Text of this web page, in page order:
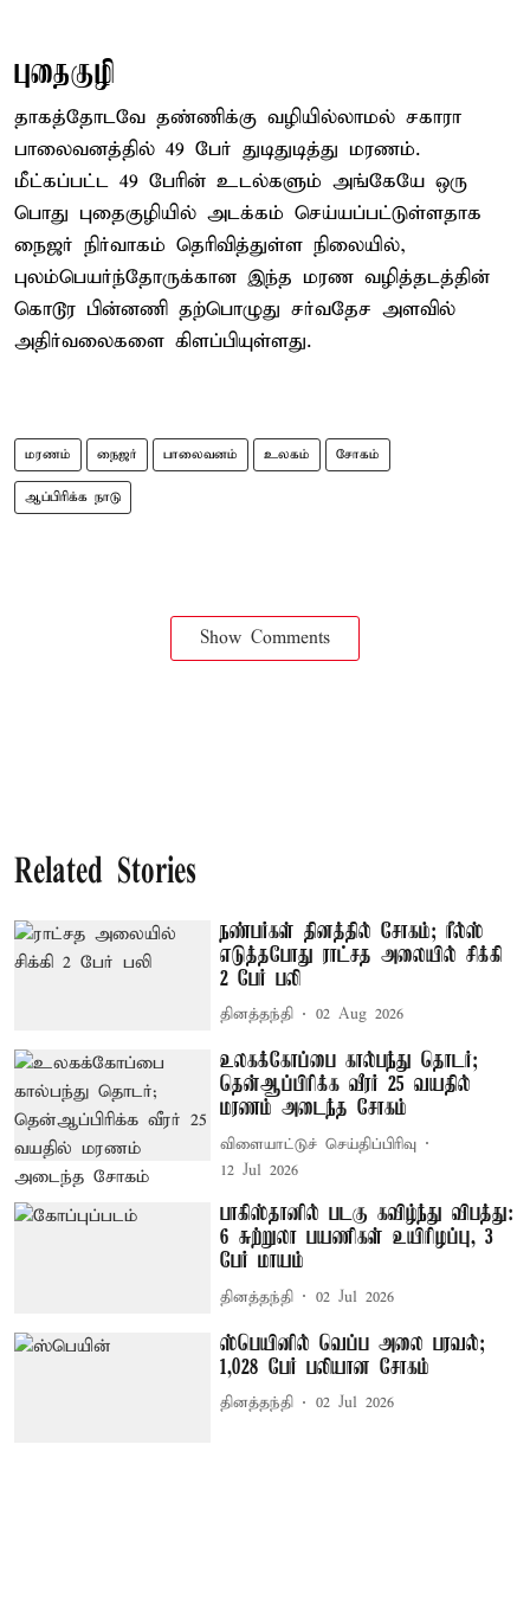
புதைகுழி
தாகத்தோடவே தண்ணிக்கு வழியில்லாமல் சகாரா
பாலைவனத்தில் 49 பேர் துடிதுடித்து மரணம்.
மீட்கப்பட்ட 49 பேரின் உடல்களும் அங்கேயே ஒரு
பொது புதைகுழியில் அடக்கம் செய்யப்பட்டுள்ளதாக
நைஜர் நிர்வாகம் தெரிவித்துள்ள நிலையில்,
புலம்பெயர்ந்தோருக்கான இந்த மரண வழித்தடத்தின்
கொடூர பின்னணி தற்பொழுது சர்வதேச அளவில்
அதிர்வலைகளை கிளப்பியுள்ளது.
மரணம் நைஜர் பாலைவனம் உலகம் சோகம்
ஆப்பிரிக்க நாடு
Show Comments
Related Stories
நண்பர்கள் தினத்தில் சோகம்; ரீல்ஸ்
எடுத்தபோது ராட்சத அலையில் சிக்கி
2 பேர் பலி
தினத்தந்தி 02 Aug 2026
உலகக்கோப்பை கால்பந்து தொடர்;
தென்ஆப்பிரிக்க வீரர் 25 வயதில்
மரணம் அடைந்த சோகம்
விளையாட்டுச் செய்திப்பிரிவு
12 Jul 2026
பாகிஸ்தானில் படகு கவிழ்ந்து விபத்து:
6 சுற்றுலா பயணிகள் உயிரிழப்பு, 3
பேர் மாயம்
தினத்தந்தி 02 Jul 2026
ஸ்பெயினில் வெப்ப அலை பரவல்;
1,028 பேர் பலியான சோகம்
தினத்தந்தி 02 Jul 2026